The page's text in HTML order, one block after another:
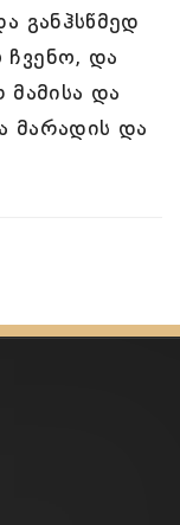
განჰსწმედ
და
მამისა და
მარადის და